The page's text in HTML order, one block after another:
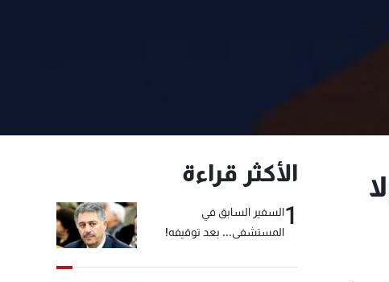
الأكثر قراءة
1السفير السابق في
المستشفى... بعد توقيفه!